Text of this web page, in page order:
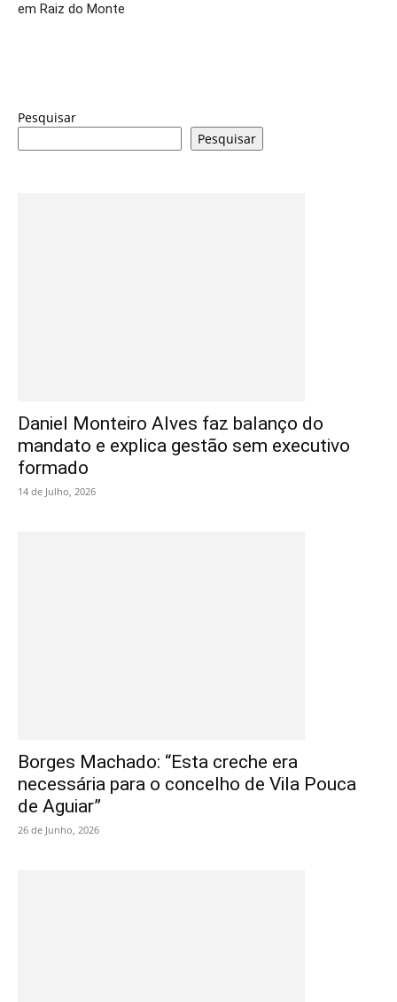
em Raiz do Monte
Pesquisar
Pesquisar
Daniel Monteiro Alves faz balanço do
mandato e explica gestão sem executivo
formado
14 de Julho, 2026
Borges Machado: “Esta creche era
necessária para o concelho de Vila Pouca
de Aguiar”
26 de Junho, 2026